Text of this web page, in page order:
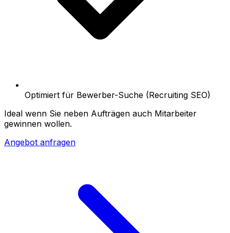
Optimiert für Bewerber-Suche (Recruiting SEO)
Ideal wenn Sie neben Aufträgen auch Mitarbeiter
gewinnen wollen.
Angebot anfragen